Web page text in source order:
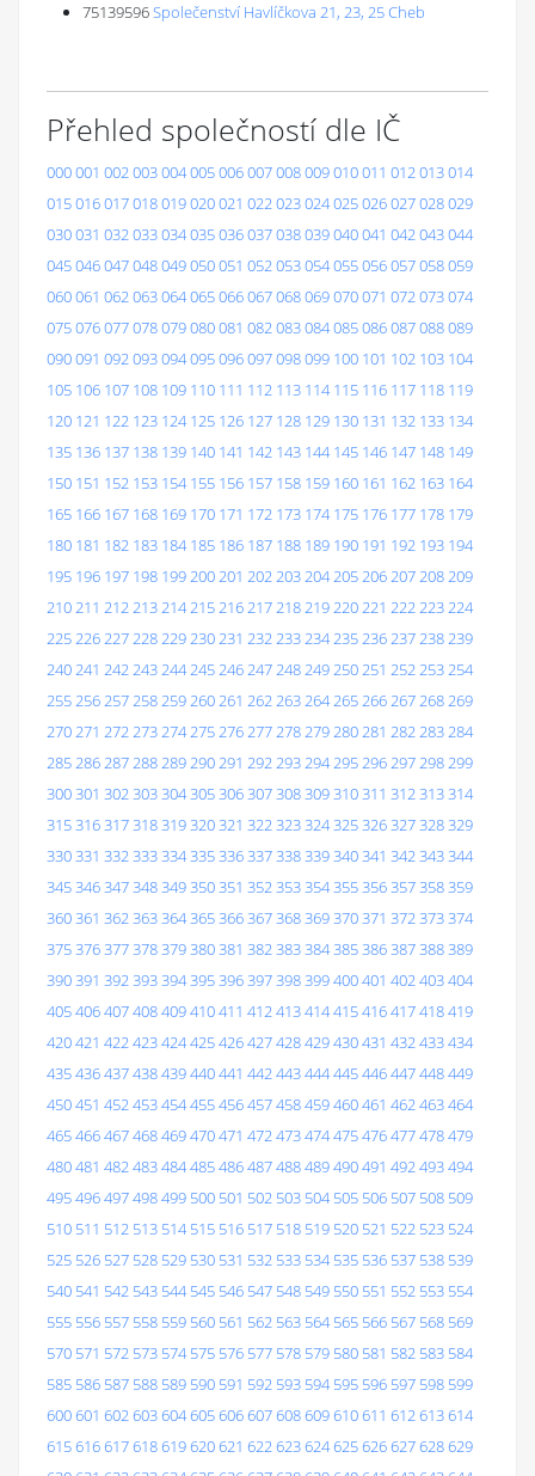
75139596Společenství Havlíčkova 21, 23, 25 Cheb
Přehled společností dle IČ
000001 002003004005006007008009010011 012013014
015016017018019020021 022023024025026027028029
030031 032033034035036037038039040041 042043044
045046047048049050051 052053054055056057058059
060061 062063064065066067068069070071 072073074
075076077078079080081 082083084085086087088089
090091 092093094095096097098099 100 101 102 103 104
105 106 107 108 109 110 111 112 113 114 115 116 117 118 119
120 121 122 123 124 125 126 127 128 129 130 131 132 133 134
135 136 137 138 139 140 141 142 143 144 145 146 147 148 149
150 151 152 153 154 155 156 157 158 159 160 161 162 163 164
165 166 167 168 169 170 171 172 173 174 175 176 177 178 179
180 181 182 183 184 185 186 187 188 189 190 191 192 193 194
195 196 197 198 199200201 202203204205206207208209
210211 212213214215216217218219220221 222223224
225226227228229230231 232233234235236237238239
240241 242243244245246247248249250251 252253254
255256257258259260261 262263264265266267268269
270271 272273274275276277278279280281 282283284
285286287288289290291 292293294295296297298299
300301 302303304305306307308309310311 312313314
315316317318319320321 322323324325326327328329
330331 332333334335336337338339340341 342343344
345346347348349350351 352353354355356357358359
360361 362363364365366367368369370371 372373374
375376377378379380381 382383384385386387388389
390391 392393394395396397398399400401 402403404
405406407408409410411 412413414415416417418419
420421 422423424425426427428429430431 432433434
435436437438439440441 442443444445446447448449
450451 452453454455456457458459460461 462463464
465466467468469470471 472473474475476477478479
480481 482483484485486487488489490491 492493494
495496497498499 500 501 502 503 504 505 506 507 508 509
510 511 512 513 514 515 516 517 518 519 520 521 522 523 524
525 526 527 528 529 530 531 532 533 534 535 536 537 538 539
540 541 542 543 544 545 546 547 548 549 550 551 552 553 554
555 556 557 558 559 560 561 562 563 564 565 566 567 568 569
570 571 572 573 574 575 576 577 578 579 580 581 582 583 584
585 586 587 588 589 590 591 592 593 594 595 596 597 598 599
600601 602603604605606607608609610611 612613614
615616617618619620621 622623624625626627628629